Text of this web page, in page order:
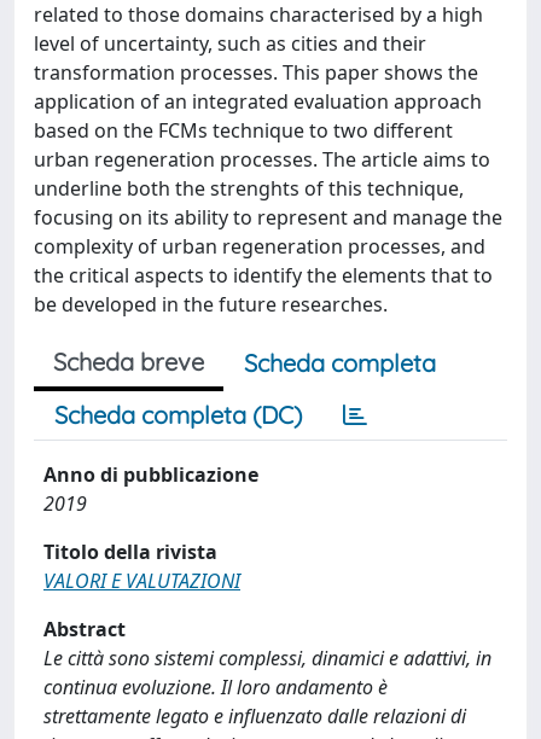
related to those domains characterised by a high
level of uncertainty, such as cities and their
transformation processes. This paper shows the
application of an integrated evaluation approach
based on the FCMs technique to two different
urban regeneration processes. The article aims to
underline both the strenghts of this technique,
focusing on its ability to represent and manage the
complexity of urban regeneration processes, and
the critical aspects to identify the elements that to
be developed in the future researches.
Scheda breve
Scheda completa
Scheda completa (DC)
Anno di pubblicazione
2019
Titolo della rivista
VALORI E VALUTAZIONI
Abstract
Le città sono sistemi complessi, dinamici e adattivi, in
continua evoluzione. Il loro andamento è
strettamente legato e influenzato dalle relazioni di